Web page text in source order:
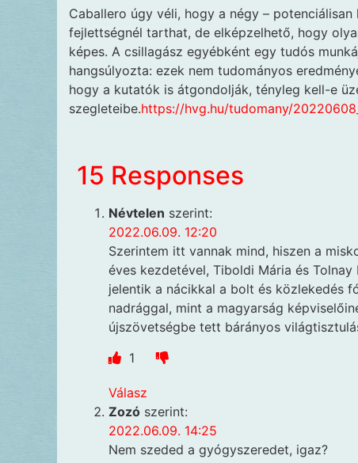
Caballero úgy véli, hogy a négy –
fejlettségnél tarthat, de elképzelhető, hogy
képes. A csillagász egyébként egy tudós
hangsúlyozta: ezek nem tudományos
hogy a kutatók is átgondolják, tényleg kell-e
szegleteibe.https://hvg.hu/tudomany/
15 Responses
Névtelen szerint:
2022.06.09. 12:20
Szerintem itt vannak mind, hiszen a
éves kezdetével, Tiboldi Mária és
jelentik a nácikkal a bolt és közlekedés
nadrággal, mint a magyarság
újszövetségbe tett bárányos
1
Válasz
Zozó szerint:
2022.06.09. 14:25
Nem szeded a gyógyszeredet, igaz?